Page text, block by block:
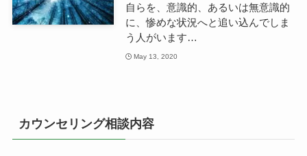
自らを、意識的、あるいは無意識的
に、惨めな状況へと追い込んでしま
う人がいます…
May 13, 2020
カウンセリング相談内容